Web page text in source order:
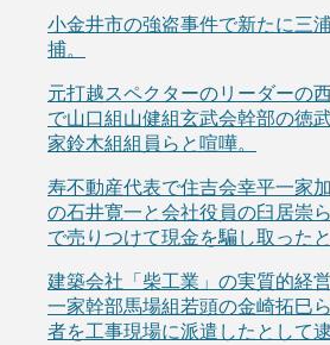
小金井市の強盗事件で新たに三
捕。
元打越スペクターのリーダーの
で山口組山健組玄武会幹部の徳
家鈴木組組員らと喧嘩。
寿不動産代表で住吉会幸平一家
の石井寛一と会社役員の臼居崇
で売りつけて現金を騙し取った
建築会社「柴工業」の実質的経
一家幹部馬場組若頭の金崎拓巳
者を工事現場に派遣したとして逮